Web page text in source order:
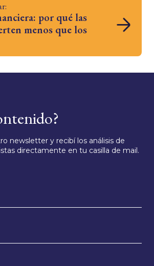
por qué las
menos que los
newsletter y recibí los análisis de
directamente en tu casilla de mail.